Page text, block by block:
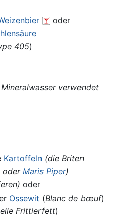
oder
405)
verwendet
Kartoffeln (die Briten
oder Maris Piper)
oder
Ossewit (Blanc de bœuf)
Frittierfett)